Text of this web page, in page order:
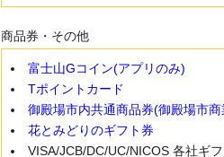
商品券・その他
富士山Gコイン(アプリのみ)
Tポイントカード
御殿場市内共通商品券(御殿場市
花とみどりのギフト券
VISA/JCB/DC/UC/NICOS 各社ギ